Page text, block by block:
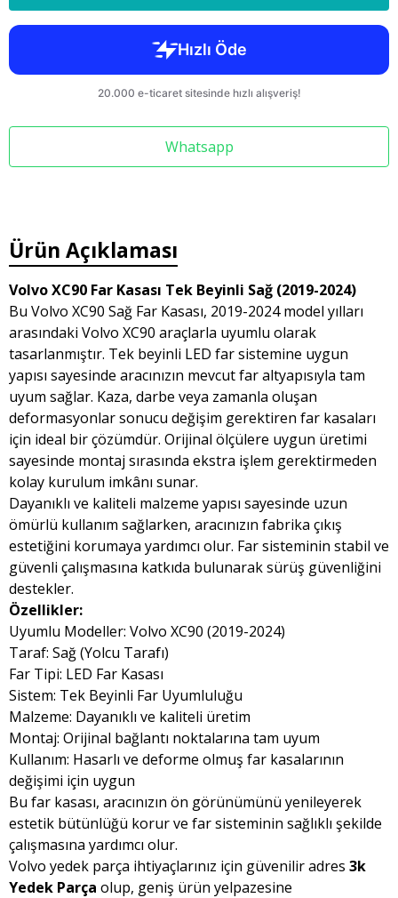
Whatsapp
Ürün Açıklaması
Volvo XC90 Far Kasası Tek Beyinli Sağ (2019-2024)
Bu Volvo XC90 Sağ Far Kasası, 2019-2024 model yılları
arasındaki Volvo XC90 araçlarla uyumlu olarak
tasarlanmıştır. Tek beyinli LED far sistemine uygun
yapısı sayesinde aracınızın mevcut far altyapısıyla tam
uyum sağlar. Kaza, darbe veya zamanla oluşan
deformasyonlar sonucu değişim gerektiren far kasaları
için ideal bir çözümdür. Orijinal ölçülere uygun üretimi
sayesinde montaj sırasında ekstra işlem gerektirmeden
kolay kurulum imkânı sunar.
Dayanıklı ve kaliteli malzeme yapısı sayesinde uzun
ömürlü kullanım sağlarken, aracınızın fabrika çıkış
estetiğini korumaya yardımcı olur. Far sisteminin stabil ve
güvenli çalışmasına katkıda bulunarak sürüş güvenliğini
destekler.
Özellikler:
Uyumlu Modeller: Volvo XC90 (2019-2024)
Taraf: Sağ (Yolcu Tarafı)
Far Tipi: LED Far Kasası
Sistem: Tek Beyinli Far Uyumluluğu
Malzeme: Dayanıklı ve kaliteli üretim
Montaj: Orijinal bağlantı noktalarına tam uyum
Kullanım: Hasarlı ve deforme olmuş far kasalarının
değişimi için uygun
Bu far kasası, aracınızın ön görünümünü yenileyerek
estetik bütünlüğü korur ve far sisteminin sağlıklı şekilde
çalışmasına yardımcı olur.
Volvo yedek parça ihtiyaçlarınız için güvenilir adres 3k
Yedek Parça olup, geniş ürün yelpazesine